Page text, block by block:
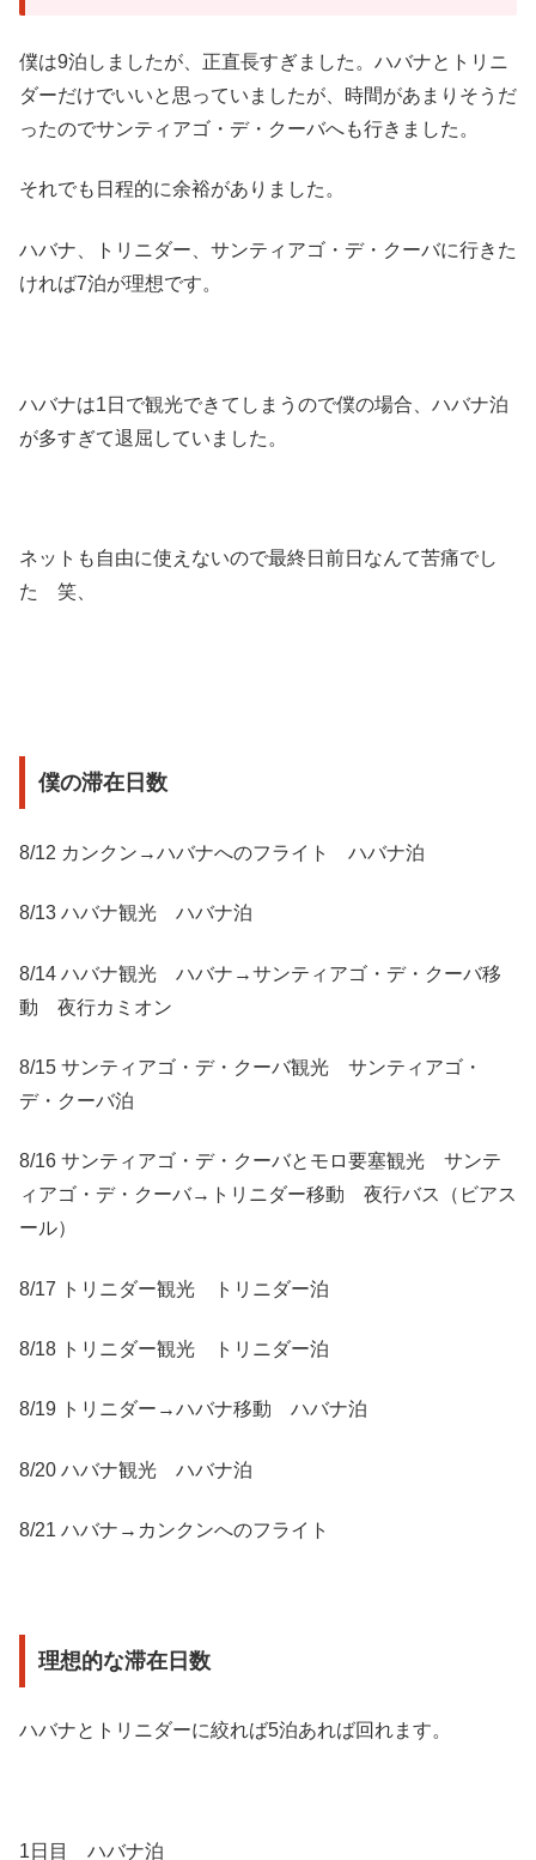
僕は9泊しましたが、正直長すぎました。ハバナとトリニ
ダーだけでいいと思っていましたが、時間があまりそうだ
ったのでサンティアゴ・デ・クーバへも行きました。
それでも日程的に余裕がありました。
ハバナ、トリニダー、サンティアゴ・デ・クーバに行きた
ければ7泊が理想です。
ハバナは1日で観光できてしまうので僕の場合、ハバナ泊
が多すぎて退屈していました。
ネットも自由に使えないので最終日前日なんて苦痛でし
た 笑、
僕の滞在日数
8/12 カンクン→ハバナへのフライト ハバナ泊
8/13 ハバナ観光 ハバナ泊
8/14 ハバナ観光 ハバナ→サンティアゴ・デ・クーバ移
動 夜行カミオン
8/15 サンティアゴ・デ・クーバ観光 サンティアゴ・
デ・クーバ泊
8/16 サンティアゴ・デ・クーバとモロ要塞観光 サンテ
ィアゴ・デ・クーバ→トリニダー移動 夜行バス（ビアス
ール）
8/17 トリニダー観光 トリニダー泊
8/18 トリニダー観光 トリニダー泊
8/19 トリニダー→ハバナ移動 ハバナ泊
8/20 ハバナ観光 ハバナ泊
8/21 ハバナ→カンクンへのフライト
理想的な滞在日数
ハバナとトリニダーに絞れば5泊あれば回れます。
1日目 ハバナ泊